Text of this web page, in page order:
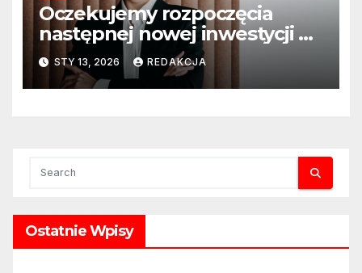
Oczekujemy rozpoczęcia
następnej nowej inwestycji w
ciągu najbliższego półrocza
STY 13, 2026 REDAKCJA
Ostatnie Wpisy